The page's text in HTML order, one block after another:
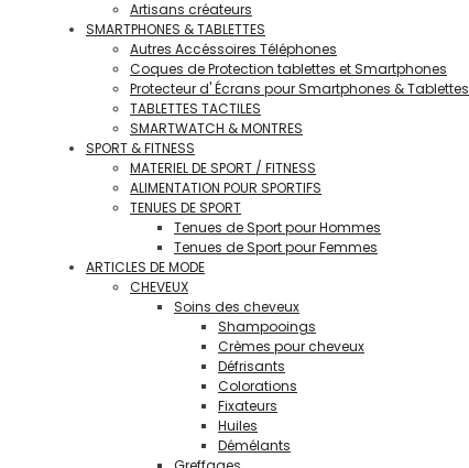
Artisans créateurs
SMARTPHONES & TABLETTES
Autres Accéssoires Téléphones
Coques de Protection tablettes et Smartphones
Protecteur d' Écrans pour Smartphones & Tablettes
TABLETTES TACTILES
SMARTWATCH & MONTRES
SPORT & FITNESS
MATERIEL DE SPORT / FITNESS
ALIMENTATION POUR SPORTIFS
TENUES DE SPORT
Tenues de Sport pour Hommes
Tenues de Sport pour Femmes
ARTICLES DE MODE
CHEVEUX
Soins des cheveux
Shampooings
Crèmes pour cheveux
Défrisants
Colorations
Fixateurs
Huiles
Démélants